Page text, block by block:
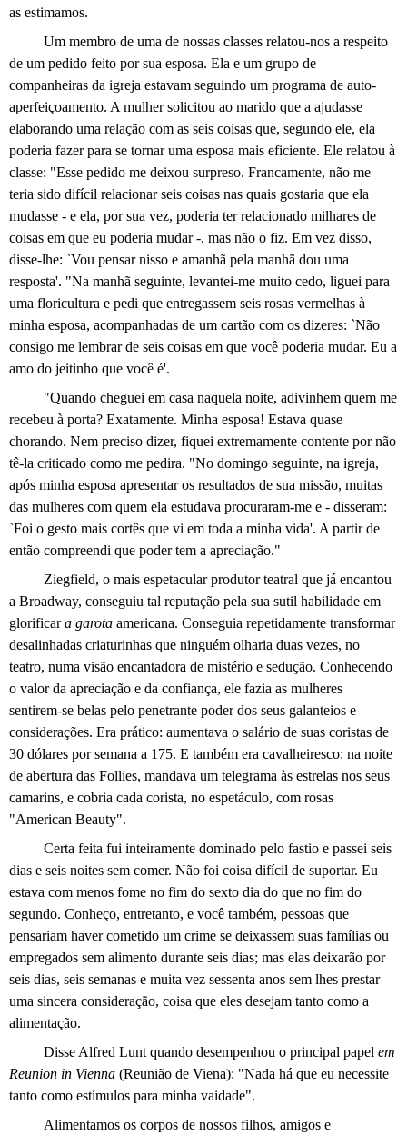
as estimamos.
Um membro de uma de nossas classes relatou-nos a respeito
de um pedido feito por sua esposa. Ela e um grupo de
companheiras da igreja estavam seguindo um programa de auto-
aperfeiçoamento. A mulher solicitou ao marido que a ajudasse
elaborando uma relação com as seis coisas que, segundo ele, ela
poderia fazer para se tornar uma esposa mais eficiente. Ele relatou à
classe: "Esse pedido me deixou surpreso. Francamente, não me
teria sido difícil relacionar seis coisas nas quais gostaria que ela
mudasse - e ela, por sua vez, poderia ter relacionado milhares de
coisas em que eu poderia mudar -, mas não o fiz. Em vez disso,
disse-lhe: `Vou pensar nisso e amanhã pela manhã dou uma
resposta'. "Na manhã seguinte, levantei-me muito cedo, liguei para
uma floricultura e pedi que entregassem seis rosas vermelhas à
minha esposa, acompanhadas de um cartão com os dizeres: `Não
consigo me lembrar de seis coisas em que você poderia mudar. Eu a
amo do jeitinho que você é'.
"Quando cheguei em casa naquela noite, adivinhem quem me
recebeu à porta? Exatamente. Minha esposa! Estava quase
chorando. Nem preciso dizer, fiquei extremamente contente por não
tê-la criticado como me pedira. "No domingo seguinte, na igreja,
após minha esposa apresentar os resultados de sua missão, muitas
das mulheres com quem ela estudava procuraram-me e - disseram:
`Foi o gesto mais cortês que vi em toda a minha vida'. A partir de
então compreendi que poder tem a apreciação."
Ziegfield, o mais espetacular produtor teatral que já encantou
a Broadway, conseguiu tal reputação pela sua sutil habilidade em
glorificara garota americana. Conseguia repetidamente transformar
desalinhadas criaturinhas que ninguém olharia duas vezes, no
teatro, numa visão encantadora de mistério e sedução. Conhecendo
o valor da apreciação e da confiança, ele fazia as mulheres
sentirem-se belas pelo penetrante poder dos seus galanteios e
considerações. Era prático: aumentava o salário de suas coristas de
30 dólares por semana a 175. E também era cavalheiresco: na noite
de abertura das Follies, mandava um telegrama às estrelas nos seus
camarins, e cobria cada corista, no espetáculo, com rosas
"American Beauty".
Certa feita fui inteiramente dominado pelo fastio e passei seis
dias e seis noites sem comer. Não foi coisa difícil de suportar. Eu
estava com menos fome no fim do sexto dia do que no fim do
segundo. Conheço, entretanto, e você também, pessoas que
pensariam haver cometido um crime se deixassem suas famílias ou
empregados sem alimento durante seis dias; mas elas deixarão por
seis dias, seis semanas e muita vez sessenta anos sem lhes prestar
uma sincera consideração, coisa que eles desejam tanto como a
alimentação.
Disse Alfred Lunt quando desempenhou o principal papel em
Reunion in Vienna (Reunião de Viena): "Nada há que eu necessite
tanto como estímulos para minha vaidade".
Alimentamos os corpos de nossos filhos, amigos e